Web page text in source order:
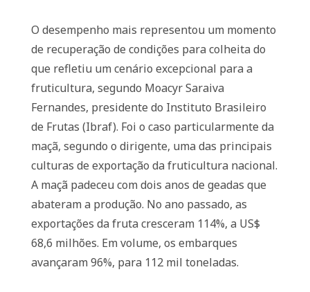
O desempenho mais representou um momento
de recuperação de condições para colheita do
que refletiu um cenário excepcional para a
fruticultura, segundo Moacyr Saraiva
Fernandes, presidente do Instituto Brasileiro
de Frutas (Ibraf). Foi o caso particularmente da
maçã, segundo o dirigente, uma das principais
culturas de exportação da fruticultura nacional.
A maçã padeceu com dois anos de geadas que
abateram a produção. No ano passado, as
exportações da fruta cresceram 114%, a US$
68,6 milhões. Em volume, os embarques
avançaram 96%, para 112 mil toneladas.